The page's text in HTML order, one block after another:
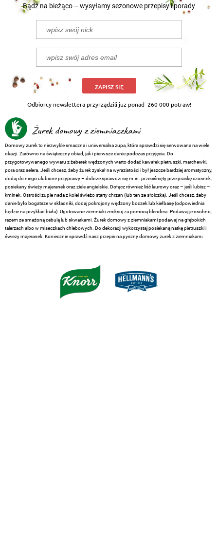
Bądź na bieżąco – wysyłamy sezonowe przepisy i porady
ZAPISZ SIĘ
Odbiorcy newslettera przyrządzili już ponad 260 000 potraw!
Żurek domowy z ziemniaczkami
Domowy żurek to niezwykle smaczna i uniwersalna zupa, która sprawdzi się serwowana na wiele
okazji. Zarówno na świąteczny obiad, jak i pierwsze danie podczas przyjęcia. Do
przygotowywanego wywaru z żeberek wędzonych warto dodać kawałek pietruszki, marchewki,
pora oraz selera. Jeśli chcesz, żeby żurek zyskał na wyrazistości i był jeszcze bardziej aromatyczny,
dodaj do niego ulubione przyprawy – dobrze sprawdzi się m.in. przeciśnięty prze praskę czosnek,
posiekany świeży majeranek oraz ziele angielskie. Dołącz również liść laurowy oraz – jeśli lubisz –
kminek. Ostrości zupie nada z kolei świeżo starty chrzan (lub ten ze słoiczka). Jeśli chcesz, żeby
danie było bogatsze w składniki, dodaj pokrojony wędzony boczek lub kiełbasę (odpowiednia
będzie na przykład biała). Ugotowane ziemniaki zmiksuj za pomocą blendera. Podawaj je osobno,
razem ze smażoną cebulą lub skwarkami. Żurek domowy z ziemniakami podawaj na głębokich
talerzach albo w miseczkach chlebowych. Do dekoracji wykorzystaj posiekaną natkę pietruszki i
świeży majeranek. Koniecznie sprawdź nasz przepis na pyszny domowy żurek z ziemniakami.